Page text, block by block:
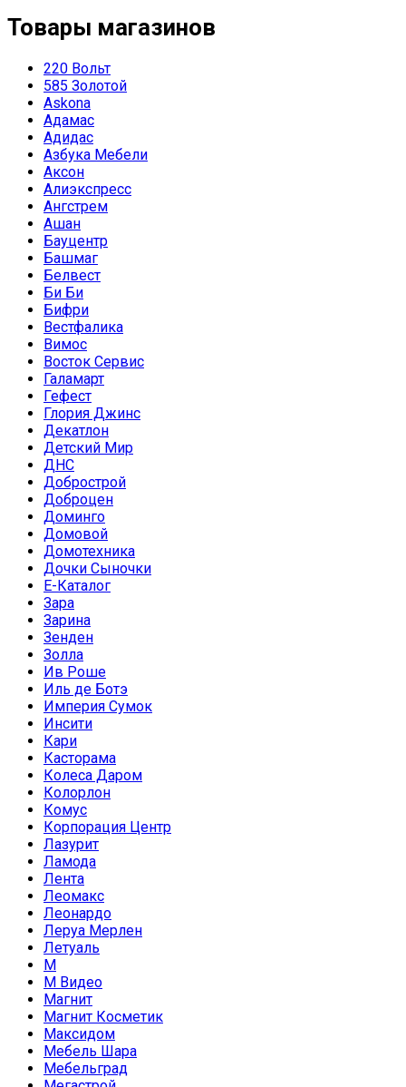
Товары магазинов
220 Вольт
585 Золотой
Askona
Адамас
Адидас
Азбука Мебели
Аксон
Алиэкспресс
Ангстрем
Ашан
Бауцентр
Башмаг
Белвест
Би Би
Бифри
Вестфалика
Вимос
Восток Сервис
Галамарт
Гефест
Глория Джинс
Декатлон
Детский Мир
ДНС
Добрострой
Доброцен
Доминго
Домовой
Домотехника
Дочки Сыночки
Е-Каталог
Зара
Зарина
Зенден
Золла
Ив Роше
Иль де Ботэ
Империя Сумок
Инсити
Кари
Касторама
Колеса Даром
Колорлон
Комус
Корпорация Центр
Лазурит
Ламода
Лента
Леомакс
Леонардо
Леруа Мерлен
Летуаль
М
М Видео
Магнит
Магнит Косметик
Максидом
Мебель Шара
Мебельград